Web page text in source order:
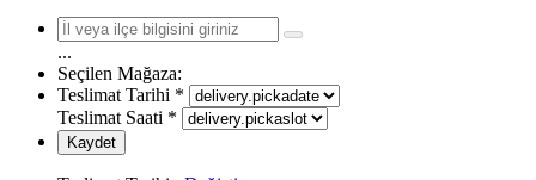
...
Seçilen Mağaza:
Teslimat Tarihi *
Teslimat Saati *
Kaydet